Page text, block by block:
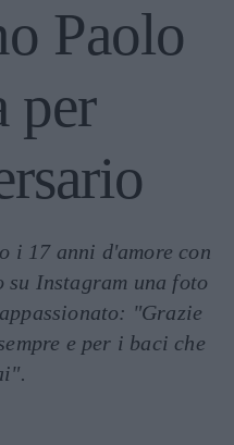
Paolo
per
i 17 anni d'amore con
Instagram una foto
"Grazie
e per i baci che